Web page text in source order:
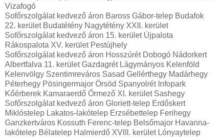
Vizafogó
Sofőrszolgálat kedvező áron Baross Gábor-telep Budafok
22. kerület Budatétény Nagytétény XXII. kerület
Sofőrszolgálat kedvező áron 15. kerület Újpalota
Rákospalota XV. kerület Pestújhely
Sofőrszolgálat kedvező áron Hosszúrét Dobogó Nádorkert
Albertfalva 11. kerület Gazdagrét Lágymányos Kelenföld
Kelenvölgy Szentimreváros Sasad Gellérthegy Madárhegy
Péterhegy Pösingermajor Örsöd Spanyolrét Infopark
Kőérberek Kamaraerdő Őrmező XI. kerület Sashegy
Sofőrszolgálat kedvező áron Gloriett-telep Erdőskert
Miklóstelep Lakatos-lakótelep Erzsébettelep Ferihegy
Ganzkertváros Kossuth Ferenc-telep Belsőmajor Havanna-
lakótelep Bélatelep Halmierdő XVIII. kerület Lónyaytelep